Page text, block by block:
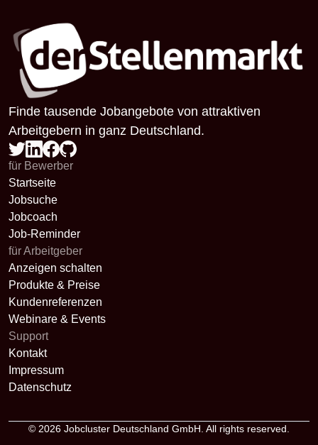
Finde tausende Jobangebote von attraktiven
Arbeitgebern in ganz Deutschland.
für Bewerber
Startseite
Jobsuche
Jobcoach
Job-Reminder
für Arbeitgeber
Anzeigen schalten
Produkte & Preise
Kundenreferenzen
Webinare & Events
Support
Kontakt
Impressum
Datenschutz
© 2026 Jobcluster Deutschland GmbH. All rights reserved.